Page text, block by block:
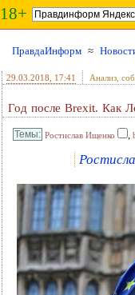
18+
ПравдаИнформ ≈
29.03.2018 , 17:41 Анализ,
Год после Brexit. Как
Ростислав Ищенко ,